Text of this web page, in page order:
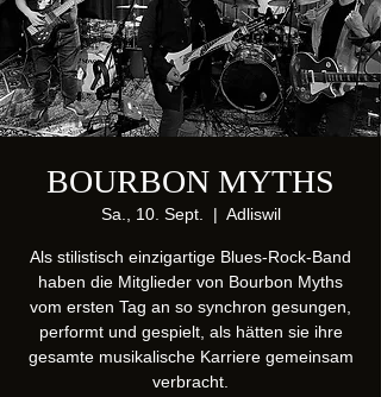
BOURBON MYTHS
Sa., 10. Sept.
  |
Adliswil
Als stilistisch einzigartige Blues-Rock-Band
haben die Mitglieder von Bourbon Myths
vom ersten Tag an so synchron gesungen,
performt und gespielt, als hätten sie ihre
gesamte musikalische Karriere gemeinsam
verbracht.